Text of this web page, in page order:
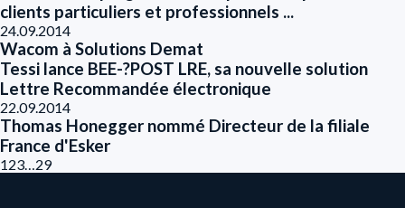
clients particuliers et professionnels ...
24.09.2014
Wacom à Solutions Demat
Tessi lance BEE-­?POST LRE, sa nouvelle solution
Lettre Recommandée électronique
22.09.2014
Thomas Honegger nommé Directeur de la filiale
France d'Esker
123…29